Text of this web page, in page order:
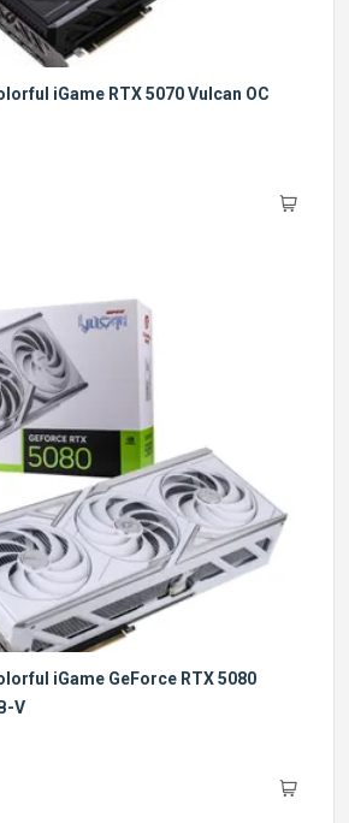
iGame RTX 5070 Vulcan OC
iGame GeForce RTX 5080
V